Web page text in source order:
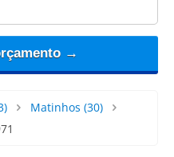
→
Matinhos (30)